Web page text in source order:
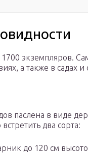
экземпляров.
а также в садах и
паслена в виде
два сорта:
до 120 см